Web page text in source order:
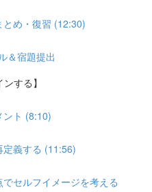
め・復習 (12:30)
＆宿題提出
する】
ト (8:10)
義する (11:56)
セルフイメージを考える